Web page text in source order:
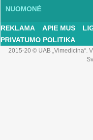
NUOMONĖ
REKLAMA APIE MUS
PRIVATUMO POLITIKA
2015-20 © UAB „Vlmedicina“.